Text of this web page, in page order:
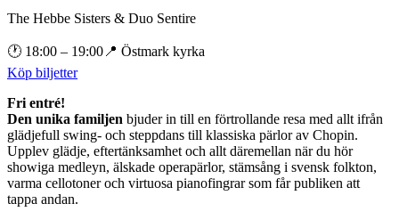
The Hebbe Sisters & Duo Sentire
🕐 18:00 – 19:00 📍 Östmark kyrka
Köp biljetter
Fri entré!
Den unika familjen bjuder in till en förtrollande resa med allt ifrån
glädjefull swing- och steppdans till klassiska pärlor av Chopin.
Upplev glädje, eftertänksamhet och allt däremellan när du hör
showiga medleyn, älskade operapärlor, stämsång i svensk folkton,
varma cellotoner och virtuosa pianofingrar som får publiken att
tappa andan.